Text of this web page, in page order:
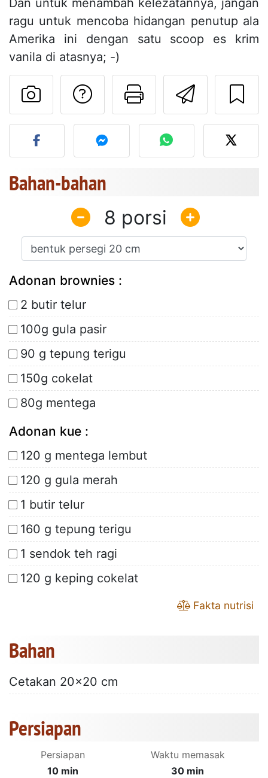
Dan untuk menambah kelezatannya, jangan
ragu untuk mencoba hidangan penutup ala
Amerika ini dengan satu scoop es krim
vanila di atasnya; -)
Kirim
Cetak
Mengajukan
Unggah foto Anda dari
Bahan-bahan
8
Adonan brownies :
2 butir telur
100g gula pasir
90 g tepung terigu
150g cokelat
80g mentega
Adonan kue :
120 g mentega lembut
120 g gula merah
1 butir telur
160 g tepung terigu
1 sendok teh ragi
120 g keping cokelat
Fakta nutrisi
Bahan
Cetakan 20x20 cm
Persiapan
Persiapan
10 min
Waktu memasak
30 min